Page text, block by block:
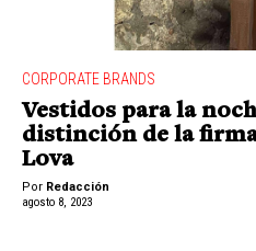
CORPORATE BRANDS
Vestidos para la
distinción de la
Lova
Por Redacción
agosto 8, 2023